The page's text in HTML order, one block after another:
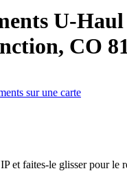
U-Haul
CO
sur une carte
et faites-le glisser pour le